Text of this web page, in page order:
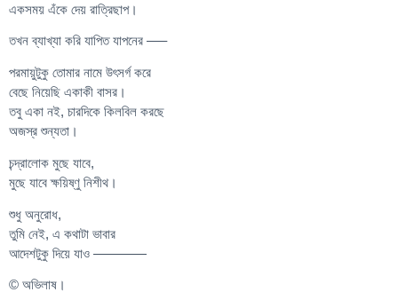
একসময় এঁকে দেয় রাত্রিছাপ।
তখন ব্যাখ্যা করি যাপিত যাপনের —–
পরমায়ুটুকু তোমার নামে উৎসর্গ করে
বেছে নিয়েছি একাকী বাসর।
তবু একা নই, চারদিকে কিলবিল করছে
অজস্র শুন্যতা।
চন্দ্রালোক মুছে যাবে,
মুছে যাবে ক্ষয়িষ্ণু নিশীথ।
শুধু অনুরোধ,
তুমি নেই, এ কথাটা ভাবার
আদেশটুকু দিয়ে যাও ————
© অভিলাষ।